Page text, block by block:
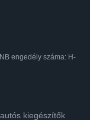
engedély száma: H-
kiegészítők